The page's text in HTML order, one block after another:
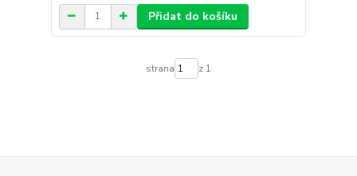
Přidat do košíku
strana z 1